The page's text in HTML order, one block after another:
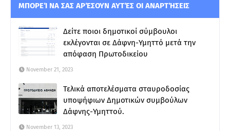
ΜΠΟΡΕΊ ΝΑ ΣΑΣ ΑΡΈΣΟΥΝ ΑΥΤΈΣ ΟΙ ΑΝΑΡΤΉΣΕΙΣ
Δείτε ποιοι δημοτικοί σύμβουλοι
εκλέγονται σε Δάφνη-Υμηττό μετά την
απόφαση Πρωτοδικείου
November 21, 2023
Τελικά αποτελέσματα σταυροδοσίας
υποψήφιων Δημοτικών συμβούλων
Δάφνης-Υμηττού.
November 13, 2023